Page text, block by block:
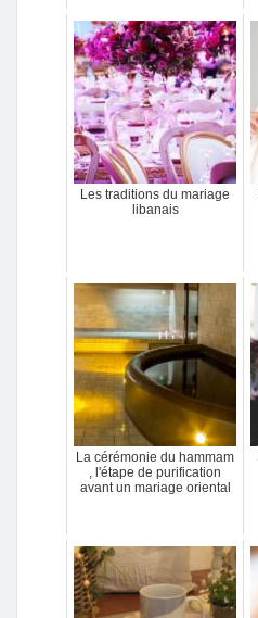
Les traditions du mariage
libanais
La cérémonie du hammam
, l'étape de purification
avant un mariage oriental